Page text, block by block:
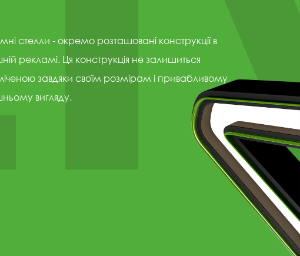
стелли - окремо розташовані конструкції в
рекламі. Ця конструкція не залишиться
завдяки своїм розмірам і привабливому
вигляду.